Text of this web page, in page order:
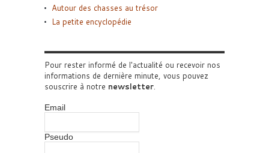
Autour des chasses au trésor
La petite encyclopédie
Pour rester informé de l'actualité ou recevoir nos
informations de dernière minute, vous pouvez
souscrire à notre newsletter
Email
Pseudo